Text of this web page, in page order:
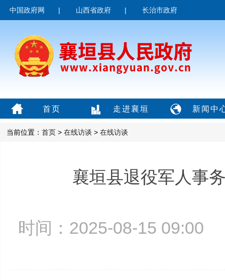
中国政府网 | 山西省政府 | 长治市政府
首页 走进襄垣 新闻中
当前位置： 首页 > 在线访谈 > 在线访谈
襄垣县退役军人事
时间：2025-08-15